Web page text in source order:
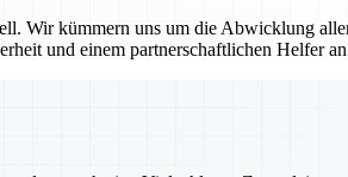
Wir kümmern uns um die Abwicklung
und einem partnerschaftlichen Helfer